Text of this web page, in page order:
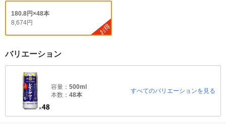
180.8円×48本
8,674円
お得
バリエーション
容量： 500ml
本数： 48本
すべてのバリエーションを見る